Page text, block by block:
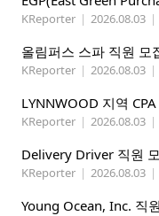
KReporter | 2026.08.03 |
올림퍼스 스파 직원 모
KReporter | 2026.08.03 |
KReporter | 2026.08.03 |
Delivery Driver 직원
KReporter | 2026.08.03 |